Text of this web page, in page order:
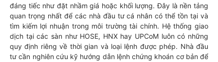
đáng tiếc như đặt nhầm giá hoặc khối lượng. Đây là nền tảng
quan trọng nhất để các nhà đầu tư cá nhân có thể tồn tại và
tìm kiếm lợi nhuận trong môi trường tài chính. Hệ thống giao
dịch tại các sàn như HOSE, HNX hay UPCoM luôn có những
quy định riêng về thời gian và loại lệnh được phép. Nhà đầu
tư cần nghiên cứu kỹ hướng dẫn lệnh chứng khoán cơ bản để